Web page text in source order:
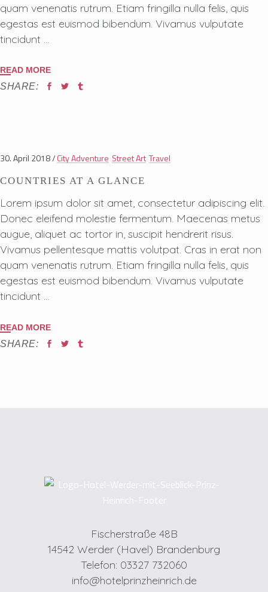
quam venenatis rutrum. Etiam fringilla nulla felis, quis
egestas est euismod bibendum. Vivamus vulputate
tincidunt
READ MORE
SHARE:
30. April 2018 City Adventure Street Art Travel
COUNTRIES AT A GLANCE
Lorem ipsum dolor sit amet, consectetur adipiscing elit.
Donec eleifend molestie fermentum. Maecenas metus
augue, aliquet ac tortor in, suscipit hendrerit risus.
Vivamus pellentesque mattis volutpat. Cras in erat non
quam venenatis rutrum. Etiam fringilla nulla felis, quis
egestas est euismod bibendum. Vivamus vulputate
tincidunt
READ MORE
SHARE:
Fischerstraße 48B
14542 Werder (Havel) Brandenburg
Telefon: 03327 732060
info@hotelprinzheinrich.de